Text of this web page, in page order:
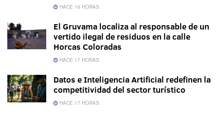
HACE 16 HORAS
El Gruvama localiza al responsable de un
vertido ilegal de residuos en la calle
Horcas Coloradas
HACE 17 HORAS
Datos e Inteligencia Artificial redefinen la
competitividad del sector turístico
HACE 17 HORAS